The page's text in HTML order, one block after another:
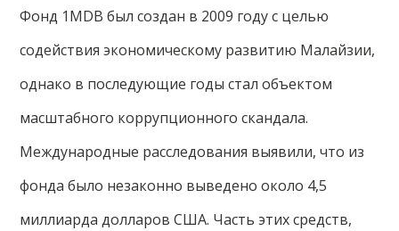
Фонд 1MDB был создан в 2009 году с целью
содействия экономическому развитию Малайзии,
однако в последующие годы стал объектом
масштабного коррупционного скандала.
Международные расследования выявили, что из
фонда было незаконно выведено около 4,5
миллиарда долларов США. Часть этих средств,